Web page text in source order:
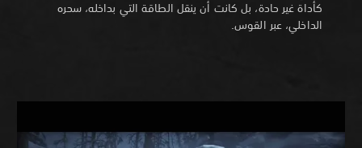
كأداة غير حادة، بل كانت أن ينقل الطاقة التي بداخله، سحره
الداخلي، عبر القوس.